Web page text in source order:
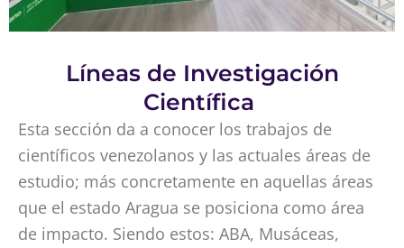
Líneas de Investigación
Científica
Esta sección da a conocer los trabajos de
científicos venezolanos y las actuales áreas de
estudio; más concretamente en aquellas áreas
que el estado Aragua se posiciona como área
de impacto. Siendo estos: ABA, Musáceas,